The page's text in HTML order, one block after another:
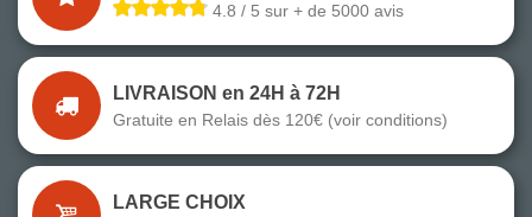
4.8 / 5 sur + de 5000 avis
LIVRAISON en 24H à 72H
Gratuite en Relais dès 120€ (voir conditions)
LARGE CHOIX